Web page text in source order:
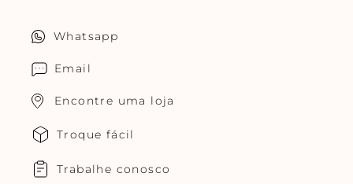
Whatsapp
Email
Encontre uma loja
Troque fácil
Trabalhe conosco